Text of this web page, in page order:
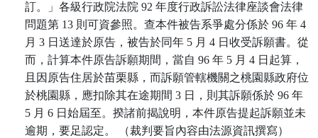
訂。」各級行政院法院 92 年度行政訴訟法律座談會法律
問題第 13 則可資參照。查本件被告系爭處分係於 96 年 4
月 3 日送達於原告，被告於同年 5 月 4 日收受訴願書。從
而，計算本件原告訴願期間，當自 96 年 5 月 4 日起算，
且因原告住居於苗栗縣，而訴願管轄機關之桃園縣政府位
於桃園縣，應扣除其在途期間 3 日，則其訴願係於 96 年
5 月 6 日始屆至。揆諸前揭說明，本件原告提起訴願並未
逾期，要足認定。 （裁判要旨內容由法源資訊撰寫）